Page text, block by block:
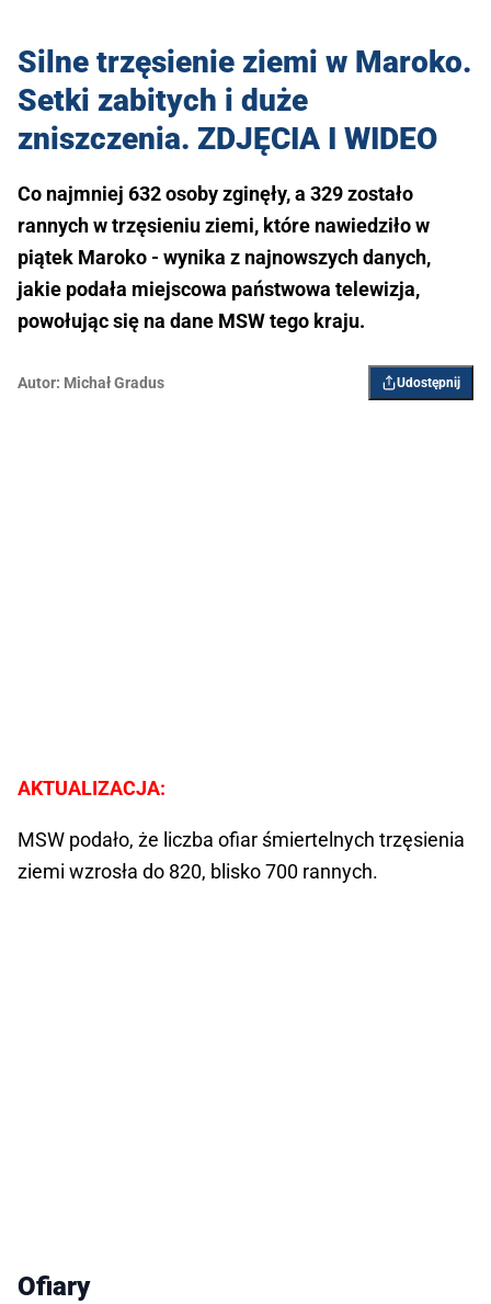
Silne trzęsienie ziemi w Maroko.
Setki zabitych i duże
zniszczenia. ZDJĘCIA I WIDEO
Co najmniej 632 osoby zginęły, a 329 zostało
rannych w trzęsieniu ziemi, które nawiedziło w
piątek Maroko - wynika z najnowszych danych,
jakie podała miejscowa państwowa telewizja,
powołując się na dane MSW tego kraju.
Autor: Michał Gradus Udostępnij
AKTUALIZACJA:
MSW podało, że liczba ofiar śmiertelnych trzęsienia
ziemi wzrosła do 820, blisko 700 rannych.
Ofiary